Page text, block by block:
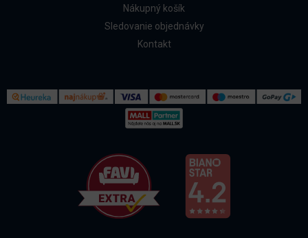
Nákupný košík
Sledovanie objednávky
Kontakt